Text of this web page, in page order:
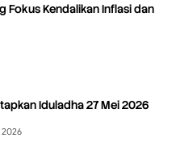
Fokus Kendalikan Inflasi dan
Iduladha 27 Mei 2026
2026